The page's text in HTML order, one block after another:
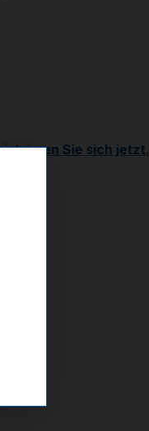
Sie sich jetzt.